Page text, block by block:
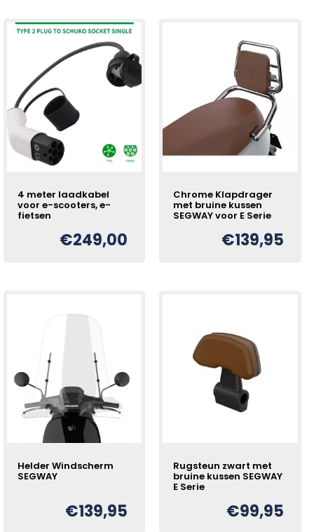
4 meter laadkabel
voor e-scooters, e-
fietsen
€249,00
Chrome Klapdrager
met bruine kussen
SEGWAY voor E Serie
€139,95
Helder Windscherm
SEGWAY
€139,95
Rugsteun zwart met
bruine kussen SEGWAY
E Serie
€99,95